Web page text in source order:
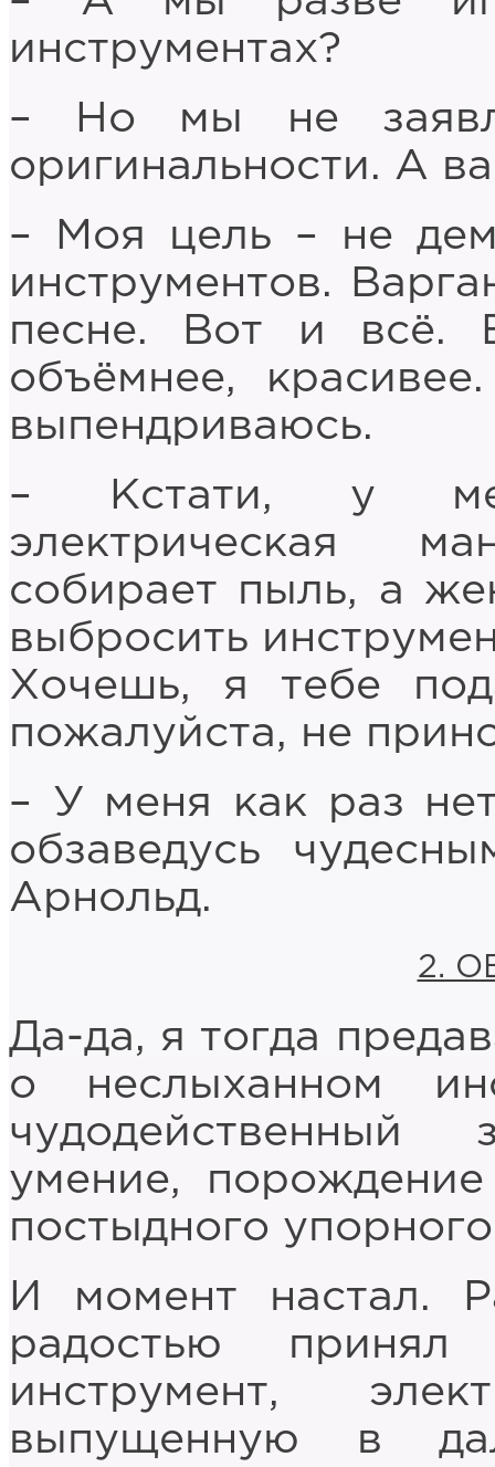
инструментах?
– Но мы не
оригинальности. А
– Моя цель – не
инструментов.
песне. Вот и всё.
объёмнее,
выпендриваюсь.
– Кстати, у
электрическая
собирает пыль, а
выбросить
Хочешь, я тебе
пожалуйста, не
– У меня как раз
обзаведусь
Арнольд.
2.
Да-да, я тогда
о неслыханном
умение,
постыдного
И момент настал.
радостью
инструмент,
выпущенную в